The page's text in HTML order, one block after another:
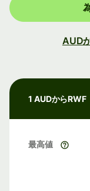
AUD
1 AUDからRWF
最高値